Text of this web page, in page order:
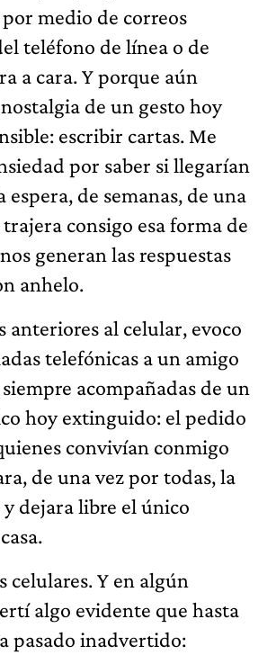
medio de correos
teléfono de línea o de
a cara. Y porque aún
de un gesto hoy
escribir cartas. Me
por saber si llegarían
espera, de semanas, de una
consigo esa forma de
generan las respuestas
anhelo.
anteriores al celular, evoco
telefónicas a un amigo
acompañadas de un
hoy extinguido: el pedido
convivían conmigo
de una vez por todas, la
dejara libre el único
celulares. Y en algún
algo evidente que hasta
pasado inadvertido: